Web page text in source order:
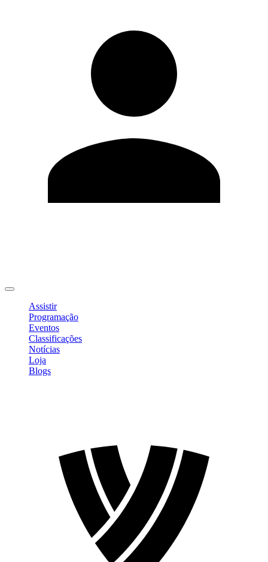
Assistir
Programação
Eventos
Classificações
Notícias
Loja
Blogs